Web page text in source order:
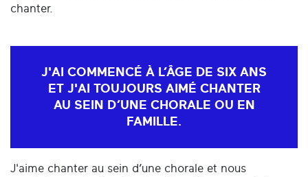
chanter.
J'AI COMMENCÉ À L’ÂGE DE SIX ANS
ET J'AI TOUJOURS AIMÉ CHANTER
AU SEIN D’UNE CHORALE OU EN
FAMILLE.
J'aime chanter au sein d’une chorale et nous